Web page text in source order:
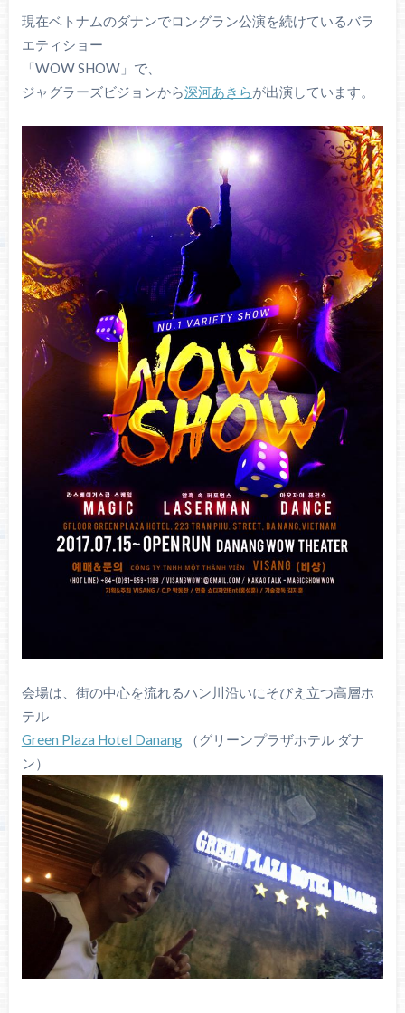
現在ベトナムのダナンでロングラン公演を続けているバラ
エティショー
「WOW SHOW」で、
ジャグラーズビジョンから深河あきらが出演しています。
会場は、街の中心を流れるハン川沿いにそびえ立つ高層ホ
テル
Green Plaza Hotel Danang（グリーンプラザホテル ダナ
ン）